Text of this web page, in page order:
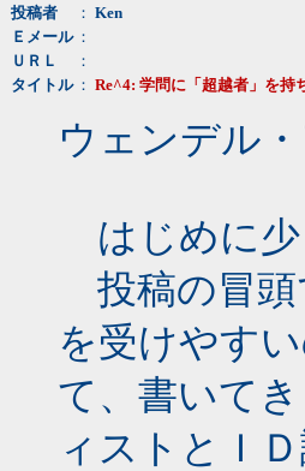
投稿者
： Ken
Ｅメール ：
ＵＲＬ
：
タイトル ： Re^4: 学問に「超越者」を持
ウェンデル
はじめに少
投稿の冒頭
を受けやす
て、書いて
ィストとＩ